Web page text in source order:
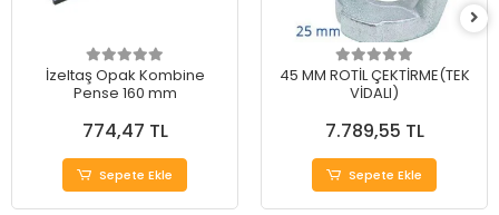
İzeltaş Opak Kombine
Pense 160 mm
774,47 TL
Sepete Ekle
45 MM ROTİL ÇEKTİRME(TEK
VİDALI)
7.789,55 TL
Sepete Ekle